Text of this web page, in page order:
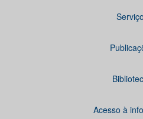
Acesso à